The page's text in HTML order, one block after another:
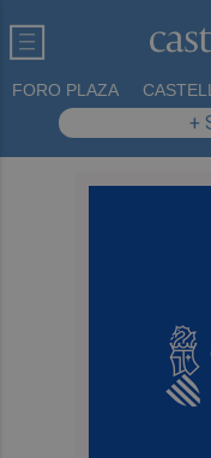
FORO PLAZA
+